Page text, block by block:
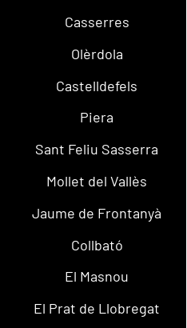
Casserres
Olèrdola
Castelldefels
Piera
Sant Feliu Sasserra
Mollet del Vallès
Jaume de Frontanyà
Collbató
El Masnou
El Prat de Llobregat